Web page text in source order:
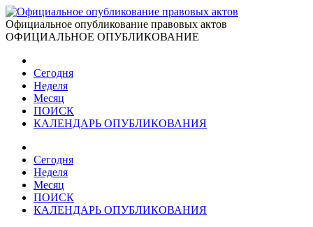
Официальное опубликование правовых актов
ОФИЦИАЛЬНОЕ ОПУБЛИКОВАНИЕ
Сегодня
Неделя
Месяц
ПОИСК
КАЛЕНДАРЬ ОПУБЛИКОВАНИЯ
Сегодня
Неделя
Месяц
ПОИСК
КАЛЕНДАРЬ ОПУБЛИКОВАНИЯ